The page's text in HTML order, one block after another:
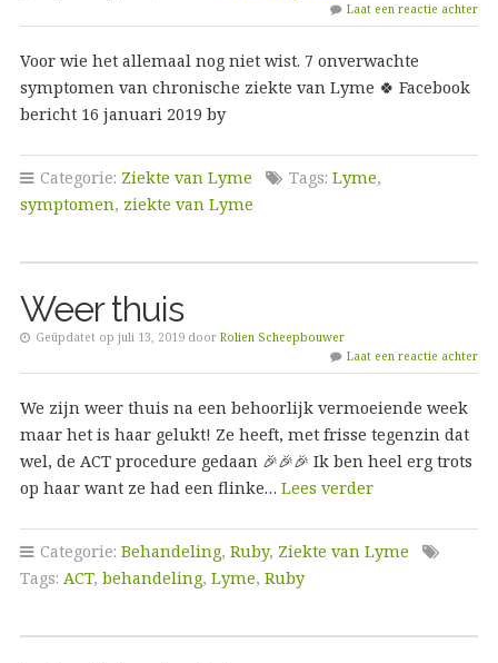
Laat een reactie achter
Voor wie het allemaal nog niet wist. 7 onverwachte
symptomen van chronische ziekte van Lyme 🍀 Facebook
bericht 16 januari 2019 by
Categorie: Ziekte van Lyme Tags: Lyme,
symptomen, ziekte van Lyme
Weer thuis
Geüpdatet op juli 13, 2019 door Rolien Scheepbouwer
Laat een reactie achter
We zijn weer thuis na een behoorlijk vermoeiende week
maar het is haar gelukt! Ze heeft, met frisse tegenzin dat
wel, de ACT procedure gedaan 🎉🎉🎉 Ik ben heel erg trots
op haar want ze had een flinke… Lees verder
Categorie: Behandeling, Ruby, Ziekte van Lyme
Tags: ACT, behandeling, Lyme, Ruby